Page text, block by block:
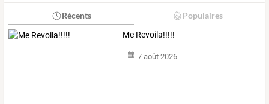
Récents Populaires
Me Revoila!!!!!
7 août 2026